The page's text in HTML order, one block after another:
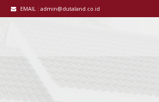
EMAIL : admin@dutaland.co.id